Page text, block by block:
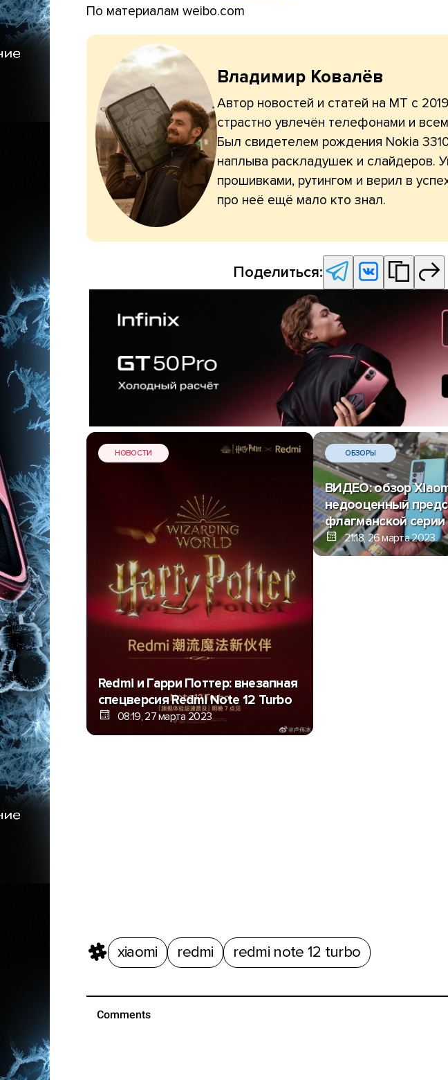
По материалам weibo.com
Владимир Ковалёв
Автор новостей и статей на МТ с
страстно увлечён телефонами и
Был свидетелем рождения Nokia
наплыва раскладушек и слайдеров.
прошивками, рутингом и верил в
про неё ещё мало кто знал.
Поделиться:
НОВОСТИ
Redmi и Гарри Поттер: внезапная
спецверсия Redmi Note 12 Turbo
08:19, 27 марта 2023
ОБЗОРЫ
ВИДЕО: обзор
недооценный
флагманской серии
21:18, 26 марта 2023
xiaomi redmi redmi note 12 turbo